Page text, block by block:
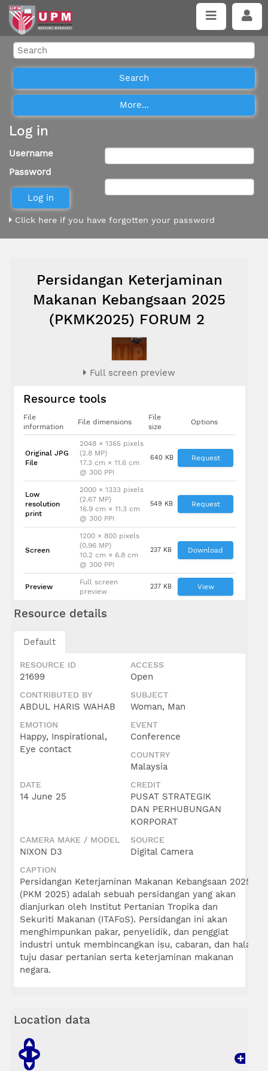
Log in
Username
Password
Click here if you have forgotten your password
Persidangan Keterjaminan
Makanan Kebangsaan 2025
(PKMK2025) FORUM 2
Full screen preview
Resource tools
File
information
File dimensions
File
size
Options
Original JPG
File
2048 × 1365 pixels
(2.8 MP)
17.3 cm × 11.6 cm
@ 300 PPI
640 KB Request
Low
resolution
print
2000 × 1333 pixels
(2.67 MP)
16.9 cm × 11.3 cm
@ 300 PPI
549 KB Request
Screen
1200 × 800 pixels
(0.96 MP)
10.2 cm × 6.8 cm
@ 300 PPI
237 KB Download
Preview
Full screen
preview
237 KB View
Resource details
Default
RESOURCE ID
21699
ACCESS
Open
CONTRIBUTED BY
ABDUL HARIS WAHAB
SUBJECT
Woman, Man
EMOTION
Happy, Inspirational,
Eye contact
EVENT
Conference
COUNTRY
Malaysia
DATE
14 June 25
CREDIT
PUSAT STRATEGIK
DAN PERHUBUNGAN
KORPORAT
CAMERA MAKE / MODEL
NIXON D3
SOURCE
Digital Camera
CAPTION
Persidangan Keterjaminan Makanan Kebangsaan 2025
(PKM 2025) adalah sebuah persidangan yang akan
dianjurkan oleh Institut Pertanian Tropika dan
Sekuriti Makanan (ITAFoS). Persidangan ini akan
menghimpunkan pakar, penyelidik, dan penggiat
industri untuk membincangkan isu, cabaran, dan hala
tuju dasar pertanian serta keterjaminan makanan
negara.
Location data